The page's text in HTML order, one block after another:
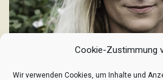
Cookie-Zustimmung
Wir verwenden Cookies, um Inhalte und